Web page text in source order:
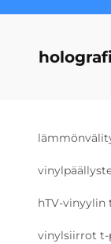
hTV-vinyylin
vinylsiirrot